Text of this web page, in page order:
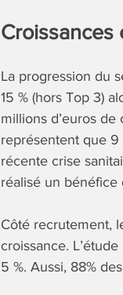
Croissances
La progression du
15 % (hors Top 3)
millions d’euros de
représentent que 9
récente crise
réalisé un bénéfice
Côté recrutement,
croissance.
5 %. Aussi, 88%